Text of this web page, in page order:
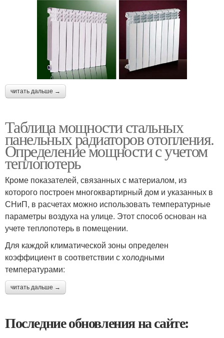
читать дальше →
Таблица мощности стальных
панельных радиаторов отопления.
Определение мощности с учетом
теплопотерь
Кроме показателей, связанных с материалом, из
которого построен многоквартирный дом и указанных в
СНиП, в расчетах можно использовать температурные
параметры воздуха на улице. Этот способ основан на
учете теплопотерь в помещении.
Для каждой климатической зоны определен
коэффициент в соответствии с холодными
температурами:
читать дальше →
Последние обновления на сайте: